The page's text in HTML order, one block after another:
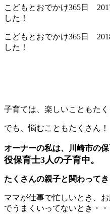
こどもとおでかけ365日
した！
こどもとおでかけ365日
した！
子育ては、楽しいこともたく
でも、悩むこともたくさん！
オーナーの私は、川崎市の
役保育士3人の子育中。
たくさんの親子と関わってき
ママが仕事で忙しいとき、
でうまくいってないとき・・